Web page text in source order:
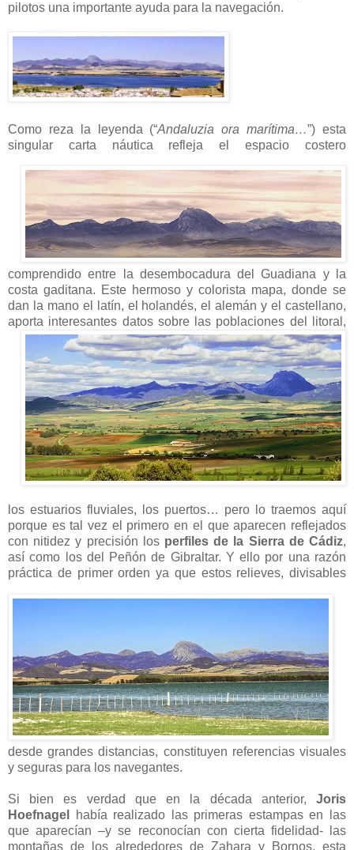
pilotos una importante ayuda para la navegación.
Como reza la leyenda (“Andaluzia ora marítima…”) esta
singular carta náutica refleja el espacio costero
comprendido entre la desembocadura del Guadiana y la
costa gaditana. Este hermoso y colorista mapa, donde se
dan la mano el latín, el holandés, el alemán y el castellano,
aporta interesantes datos sobre las poblaciones del litoral,
los estuarios fluviales, los puertos… pero lo traemos aquí
porque es tal vez el primero en el que aparecen reflejados
con nitidez y precisión los perfiles de la Sierra de Cádiz,
así como los del Peñón de Gibraltar. Y ello por una razón
práctica de primer orden ya que estos relieves, divisables
desde grandes distancias, constituyen referencias visuales
y seguras para los navegantes.
Si bien es verdad que en la década anterior, Joris
Hoefnagel
había realizado las primeras estampas en las
que aparecían –y se reconocían con cierta fidelidad- las
montañas de los alrededores de Zahara y Bornos, esta